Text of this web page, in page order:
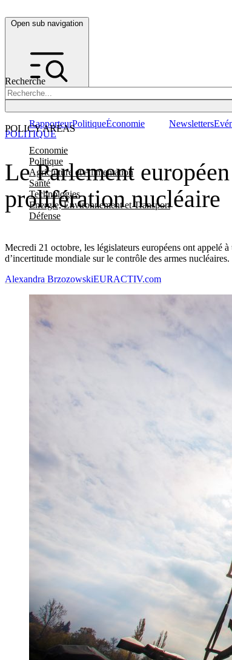
Open sub navigation
Recherche
POLICY AREAS
Economie
Politique
Agriculture et Alimentation
Santé
Technologies
Energie, Environnement et Transport
Défense
RapporteurPolitiqueÉconomie Newsletters
Le Parlement
prolifération nucléaire
Mecredi 21 octobre, les législateurs européens ont appelé
d’incertitude mondiale sur le contrôle des armes nucléaires.
POLITIQUE
Alexandra BrzozowskiEURACTIV.com